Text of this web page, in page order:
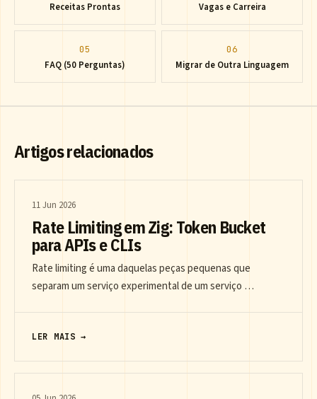
Receitas Prontas Vagas e Carreira
05
FAQ (50 Perguntas)
06
Migrar de Outra Linguagem
Artigos relacionados
11 Jun 2026
Rate Limiting em Zig: Token Bucket
para APIs e CLIs
Rate limiting é uma daquelas peças pequenas que
separam um serviço experimental de um serviço …
LER MAIS →